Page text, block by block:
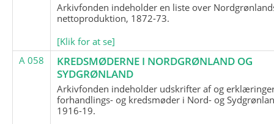
Arkivfonden indeholder en liste over
nettoproduktion, 1872-73.
[Klik for at se]
A 058
KREDSMØDERNE I NORDGRØNLAND OG
SYDGRØNLAND
Arkivfonden indeholder udskrifter af og
forhandlings- og kredsmøder i Nord- og
1916-19.